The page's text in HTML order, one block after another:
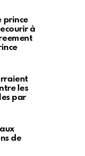
prince
à
les
par
de